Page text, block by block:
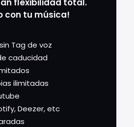
flexibilidad total.
con tu música!
Tag de voz
caducidad
ilimitadas
Deezer, etc